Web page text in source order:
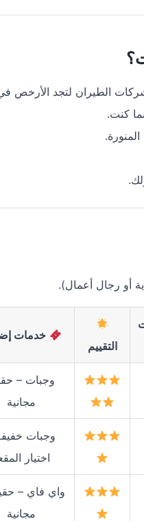
الطيران لتجد الأرخص
أو رجال أعمال).
التقييم
خدمات
وجبات –
مجانية
وجبات
اختيار
واي فاي –
مجانية